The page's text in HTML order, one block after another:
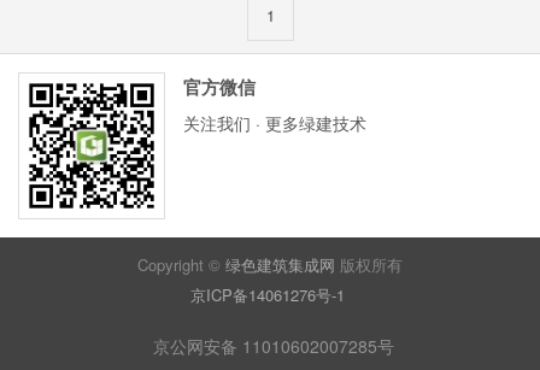
1
官方微信
关注我们 · 更多绿建技术
Copyright © 绿色建筑集成网 版权所有
京ICP备14061276号-1
京公网安备 11010602007285号